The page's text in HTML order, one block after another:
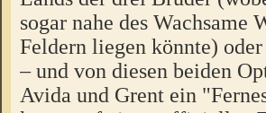
sogar nahe des Wachsame
Feldern liegen könnte)
– und von diesen beiden
Avida und Grent ein